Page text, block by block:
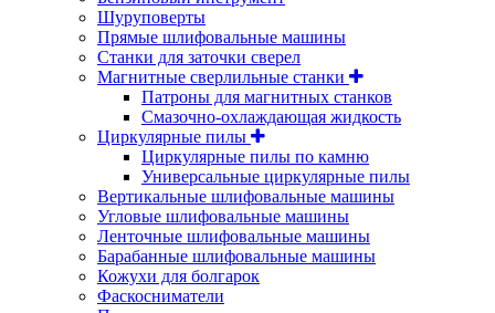
Шуруповерты
Прямые шлифовальные машины
Станки для заточки сверел
Магнитные сверлильные станки
Патроны для магнитных станков
Смазочно-охлаждающая жидкость
Циркулярные пилы
Циркулярные пилы по камню
Универсальные циркулярные пилы
Вертикальные шлифовальные машины
Угловые шлифовальные машины
Ленточные шлифовальные машины
Барабанные шлифовальные машины
Кожухи для болгарок
Фаскосниматели